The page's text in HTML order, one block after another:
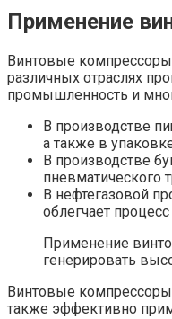
Применение
Винтовые
различных отраслях
промышленность и
В производстве
а также в
В производстве
пневматического
В нефтегазовой
облегчает
Применение
генерировать
Винтовые компрессоры
также эффективно